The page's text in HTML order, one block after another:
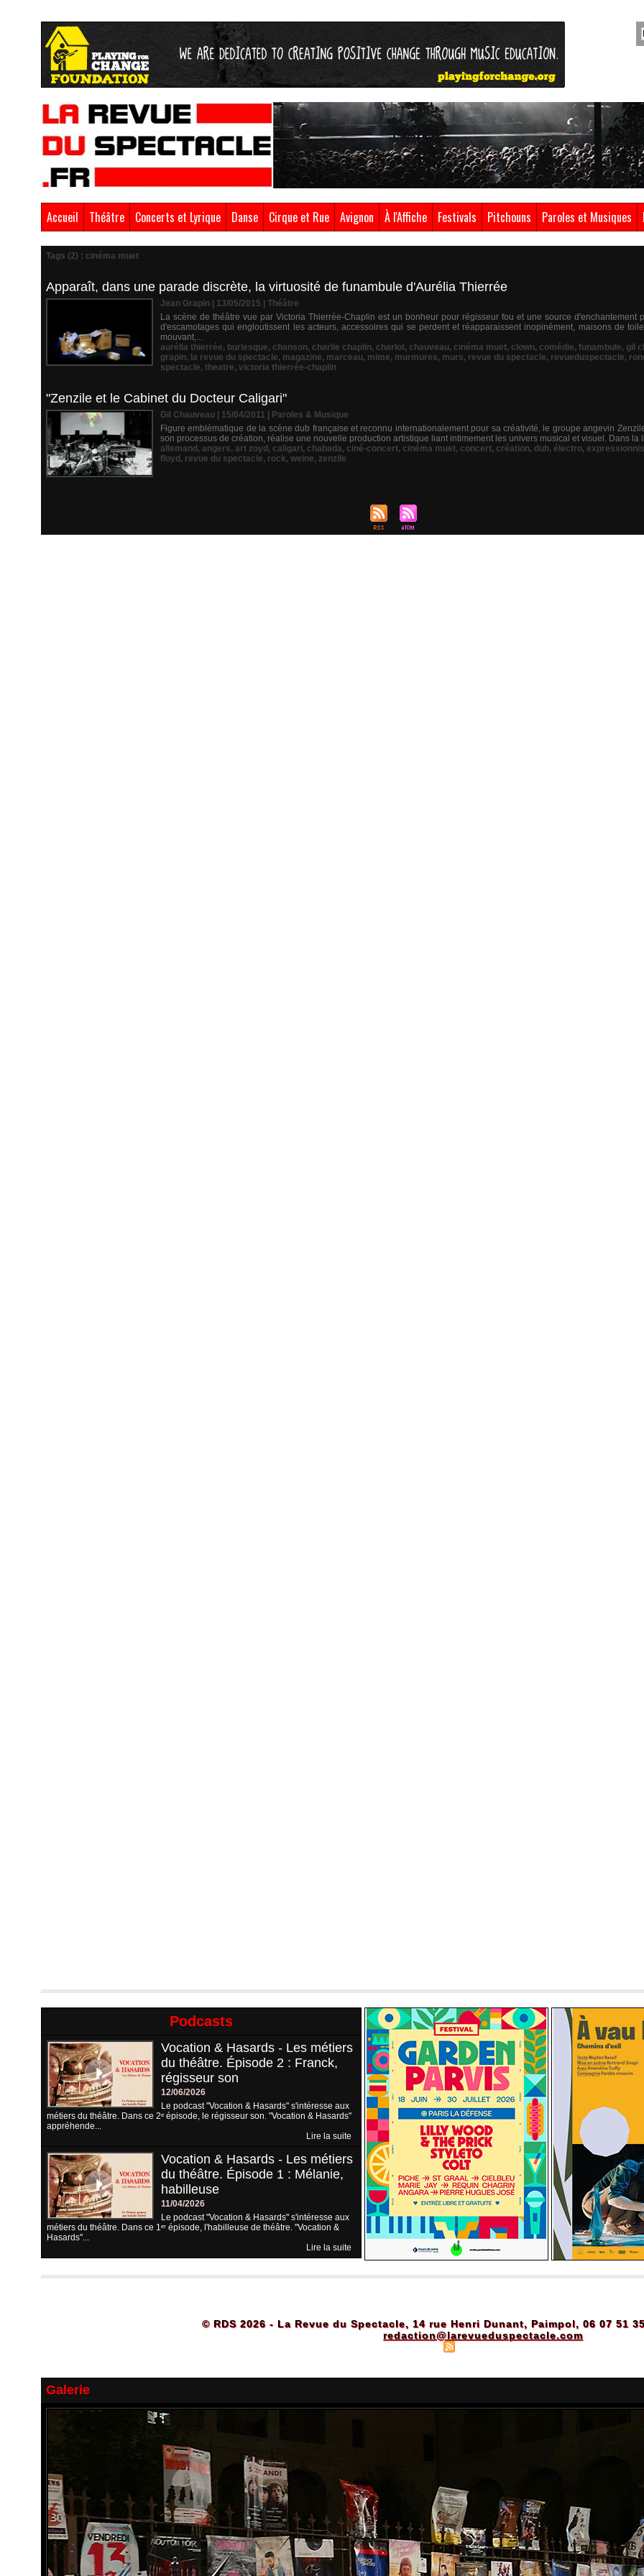
Accueil Théâtre Concerts et Lyrique Danse Cirque et Rue Avignon À l'Affiche Festivals Pitchouns Paroles et Musiques
Tags (2) : cinéma muet
Apparaît, dans une parade discrète, la virtuosité de funambule d'Aurélia Thierrée
Jean Grapin | 13/05/2015
Théâtre
La scène de théâtre vue par Victoria Thierrée-Chaplin est un bonheur pour régisseur fou et une source d'enchantement
d'escamotages qui engloutissent les acteurs, accessoires qui se perdent et réapparaissent inopinément, maisons de
mouvant,...
aurélia thierrée, burlesque, chanson, charlie chaplin, charlot, chauveau, cinéma muet, clown, comédie, funambule, gil
grapin, la revue du spectacle, magazine, marceau, mime, murmures, murs, revue du spectacle, revueduspectacle,
spectacle, theatre, victoria thierrée-chaplin
"Zenzile et le Cabinet du Docteur Caligari"
Gil Chauveau | 15/04/2011
Paroles & Musique
Figure emblématique de la scène dub française et reconnu internationalement pour sa créativité, le groupe angevin
son processus de création, réalise une nouvelle production artistique liant intimement les univers musical et visuel. Dans la
allemand , angers, art zoyd , caligari, chabada, ciné-concert, cinéma muet, concert, création, dub, électro,
floyd , revue du spectacle, rock, weine, zenzile
Podcasts
Vocation & Hasards - Les métiers
du théâtre. Épisode 2 : Franck,
régisseur son
12/06/2026
Le podcast "Vocation & Hasards" s'intéresse aux
métiers du théâtre. Dans ce 2ᵉ épisode, le régisseur son. "Vocation & Hasards"
appréhende...
Lire la suite
Vocation & Hasards - Les métiers
du théâtre. Épisode 1 : Mélanie,
habilleuse
11/04/2026
Le podcast "Vocation & Hasards" s'intéresse aux
métiers du théâtre. Dans ce 1ᵉʳ épisode, l'habilleuse de théâtre. "Vocation &
Hasards"...
Lire la suite
© RDS 2026 - La Revue du Spectacle, 14 rue Henri Dunant, Paimpol, 06 07 51
redaction@larevueduspectacle.com
Galerie